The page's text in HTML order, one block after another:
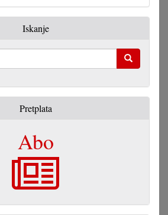
Iskanje
Pretplata
Abo